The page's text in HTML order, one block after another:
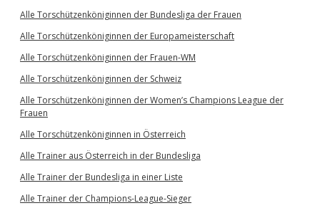
Alle Torschützenköniginnen der Bundesliga der Frauen
Alle Torschützenköniginnen der Europameisterschaft
Alle Torschützenköniginnen der Frauen-WM
Alle Torschützenköniginnen der Schweiz
Alle Torschützenköniginnen der Women’s Champions League der
Frauen
Alle Torschützenköniginnen in Österreich
Alle Trainer aus Österreich in der Bundesliga
Alle Trainer der Bundesliga in einer Liste
Alle Trainer der Champions-League-Sieger